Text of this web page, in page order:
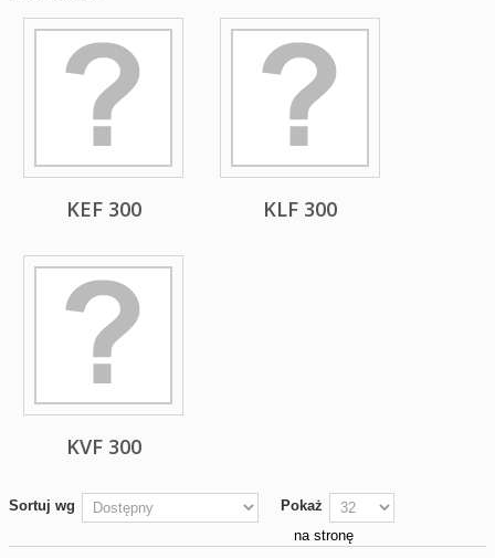
KEF 300 KLF 300
KVF 300
Sortuj wg
Pokaż
na stronę